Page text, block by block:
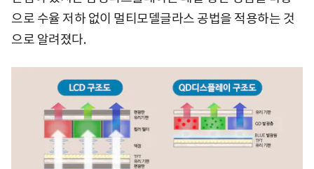
으로 수율 저하 없이 멀티모델글라스 공법을 적용하는 것
으로 알려졌다.